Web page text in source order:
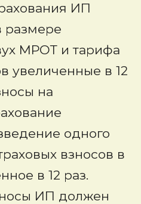
ИП
размере
МРОТ и тарифа
увеличенные в 12
на
одного
взносов в
в 12 раз.
ИП должен